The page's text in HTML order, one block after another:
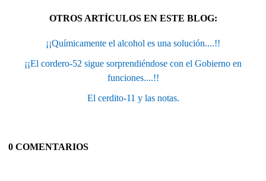
OTROS ARTÍCULOS EN ESTE BLOG:
¡¡Químicamente el alcohol es una solución....!!
¡¡El cordero-52 sigue sorprendiéndose con el Gobierno en
funciones....!!
El cerdito-11 y las notas.
0 COMENTARIOS